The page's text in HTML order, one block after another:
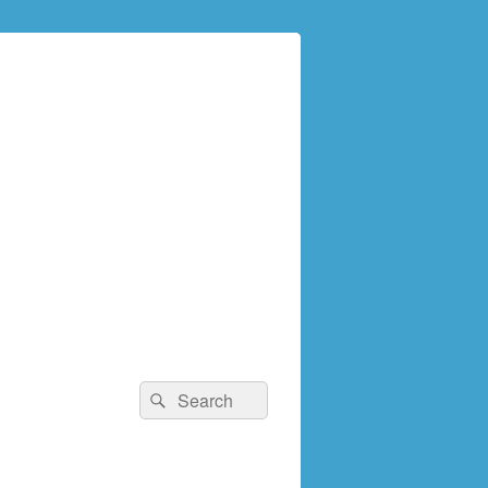
検
索:
検
索